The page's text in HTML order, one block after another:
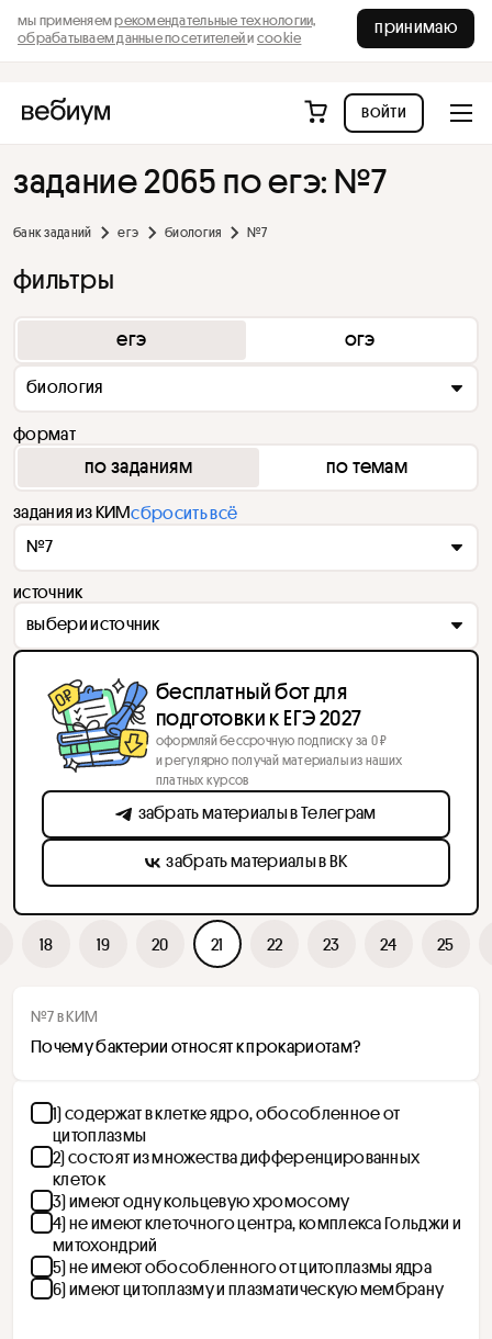
мы применяемрекомендательные технологии,
обрабатываем данные посетителейи cookie
принимаю
войти
задание 2065 по егэ: №7
банк заданий егэ биология №7
фильтры
егэ огэ
биология
формат
по заданиям по темам
задания из КИМсбросить всё
№7
источник
выбери источник
18 19 20 21 22 23 24 25
№7 в КИМ
Почему бактерии относят к прокариотам?
1) содержат в клетке ядро, обособленное от
цитоплазмы
2) состоят из множества дифференцированных
клеток
3) имеют одну кольцевую хромосому
4) не имеют клеточного центра, комплекса Гольджи и
митохондрий
5) не имеют обособленного от цитоплазмы ядра
6) имеют цитоплазму и плазматическую мембрану
бесплатный бот для
подготовки к ЕГЭ 2027
оформляй бессрочную подписку за 0 ₽
и регулярно получай материалы из наших
платных курсов
забрать материалы в Телеграм
забрать материалы в ВК